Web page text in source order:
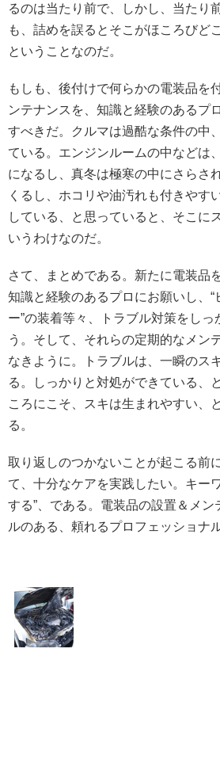
るのは当たり前で、しかし、当たり
も、詰めを誤るとそこがほころびど
ということなのだ。
もしも、後付けで何らかの電装品を
ンテナンスを、知識と経験のあるプ
すべきだ。クルマは過酷な条件の中
ている。エンジンルームの中などは
になるし、真冬は極寒の中にさらさ
くるし、ホコリや油汚れも付きやす
している、と思っていると、そこに
いうわけなのだ。
さて、まとめである。新たに電装品
知識と経験のあるプロにお願いし、“
ー”の装着等々、トラブル対策をし
う。そして、それらの定期的なメン
なきように。トラブルは、一瞬のス
る。しっかりと対処ができている、
ころにこそ、スキは生まれやすい、
る。
取り返しのつかないことが起こる前
て、十分なケアを実践したい。キー
する”、である。電装品の設置＆メン
ルのある、頼れるプロフェッショナ